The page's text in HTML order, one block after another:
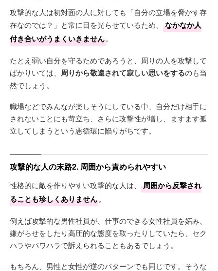
攻撃的な人は初対面の人に対しても「自分の立場を脅かす存
在なのでは？」と常に目を光らせているため、
なかなか人
付き合いがうまくいきません。
たとえ弱い自分を守るためであろうと、周りの人を攻撃して
ばかりいては、 周りから敬遠されて寂しい思いをするのも当
然でしょう。
職場などでみんなが楽しそうにしている中、自分だけ相手に
されないことにも苛立ち、さらに攻撃性が増し、ますます孤
立してしまうという悪循環に陥りがちです。
攻撃的な人の末路2. 周囲から責められやすい
性格的に敵を作りやすい攻撃的な人は、
周囲から反撃され
ることも珍しくありません。
例えば攻撃的な男性社員が、仕事のできる女性社員を妬み、
嫌がらせをしたり高圧的な態度を取ったりしていたら、セク
ハラやパワハラで訴えられることもあるでしょう。
もちろん、男性と女性が逆のパターンでも同じです。そうな